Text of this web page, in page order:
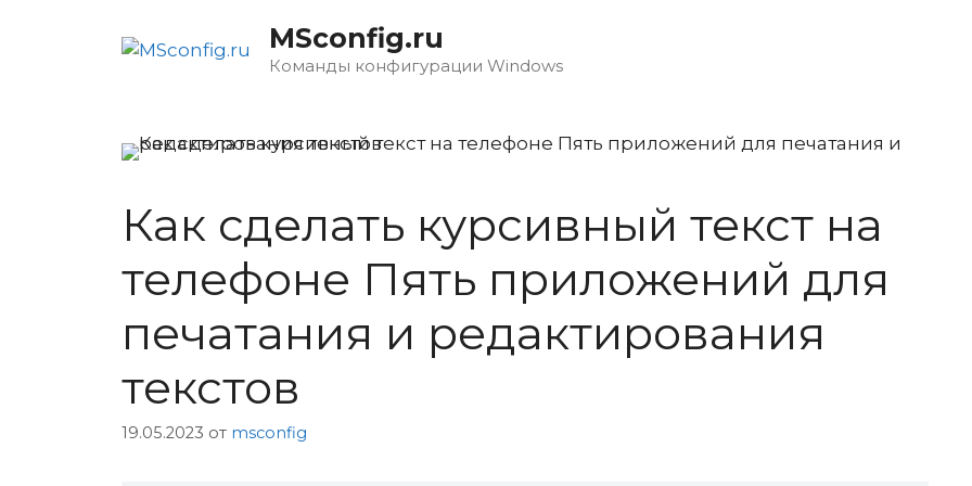
MSconfig.ru
Команды конфигурации Windows
Как сделать курсивный текст на
телефоне Пять приложений для
печатания и редактирования
текстов
19.05.2023 от msconfig